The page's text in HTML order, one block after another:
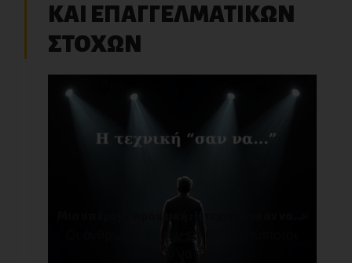
ΚΑΙ ΕΠΑΓΓΕΛΜΑΤΙΚΩΝ
ΣΤΟΧΩΝ
Οι άνθρωποι έχουν επιθυμίες. Κάποιοι
θέλουν να προ[...]